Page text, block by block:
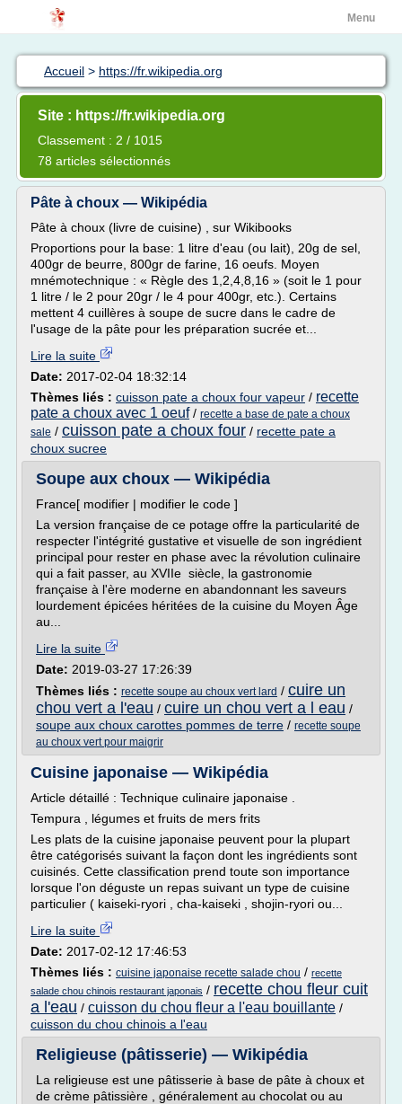
Menu
Accueil > https://fr.wikipedia.org
Site : https://fr.wikipedia.org
Classement : 2 / 1015
78 articles sélectionnés
Pâte à choux — Wikipédia
Pâte à choux (livre de cuisine) , sur Wikibooks
Proportions pour la base: 1 litre d'eau (ou lait), 20g de sel,
400gr de beurre, 800gr de farine, 16 oeufs. Moyen
mnémotechnique : « Règle des 1,2,4,8,16 » (soit le 1 pour
1 litre / le 2 pour 20gr / le 4 pour 400gr, etc.). Certains
mettent 4 cuillères à soupe de sucre dans le cadre de
l'usage de la pâte pour les préparation sucrée et...
Lire la suite
Date: 2017-02-04 18:32:14
Thèmes liés : cuisson pate a choux four vapeur / recette
pate a choux avec 1 oeuf/ recette a base de pate a choux
sale / cuisson pate a choux four / recette pate a
choux sucree
Soupe aux choux — Wikipédia
France[ modifier | modifier le code ]
La version française de ce potage offre la particularité de
respecter l'intégrité gustative et visuelle de son ingrédient
principal pour rester en phase avec la révolution culinaire
qui a fait passer, au XVIIe siècle, la gastronomie
française à l'ère moderne en abandonnant les saveurs
lourdement épicées héritées de la cuisine du Moyen Âge
au...
Lire la suite
Date: 2019-03-27 17:26:39
Thèmes liés : recette soupe au choux vert lard / cuire un
chou vert a l'eau / cuire un chou vert a l eau /
soupe aux choux carottes pommes de terre / recette soupe
au choux vert pour maigrir
Cuisine japonaise — Wikipédia
Article détaillé : Technique culinaire japonaise .
Tempura , légumes et fruits de mers frits
Les plats de la cuisine japonaise peuvent pour la plupart
être catégorisés suivant la façon dont les ingrédients sont
cuisinés. Cette classification prend toute son importance
lorsque l'on déguste un repas suivant un type de cuisine
particulier ( kaiseki-ryori , cha-kaiseki , shojin-ryori ou...
Lire la suite
Date: 2017-02-12 17:46:53
Thèmes liés : cuisine japonaise recette salade chou / recette
salade chou chinois restaurant japonais / recette chou fleur cuit
a l'eau / cuisson du chou fleur a l'eau bouillante /
cuisson du chou chinois a l'eau
Religieuse (pâtisserie) — Wikipédia
La religieuse est une pâtisserie à base de pâte à choux et
de crème pâtissière , généralement au chocolat ou au